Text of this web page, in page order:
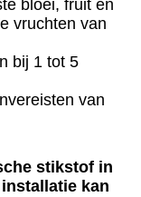
bloei, fruit en
vruchten van
bij 1 tot 5
van
stikstof in
kan